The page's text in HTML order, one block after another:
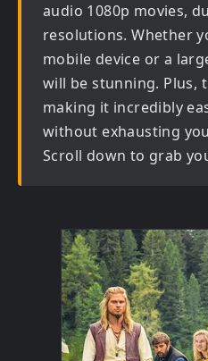
audio 1080p movies,
resolutions. Whether
mobile device or a
will be stunning. Plus,
making it incredibly
without exhausting
Scroll down to grab